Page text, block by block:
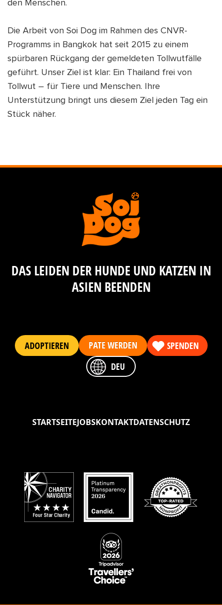
den Menschen.
Die Arbeit von Soi Dog im Rahmen des CNVR-
Programms in Bangkok hat seit 2015 zu einem
spürbaren Rückgang der gemeldeten Tollwutfälle
geführt. Unser Ziel ist klar: Ein Thailand frei von
Tollwut – für Tiere und Menschen. Ihre
Unterstützung bringt uns diesem Ziel jeden Tag ein
Stück näher.
DAS LEIDEN DER HUNDE UND KATZEN IN
ASIEN BEENDEN
ADOPTIEREN PATE WERDEN
SPENDEN
DEU
STARTSEITEJOBSKONTAKTDATENSCHUTZ